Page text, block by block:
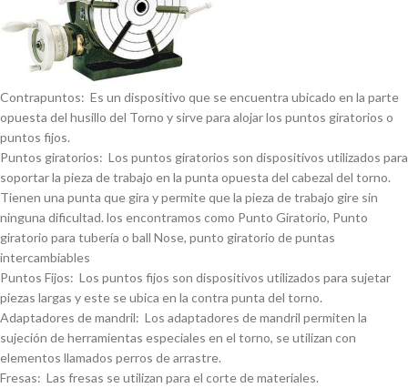
Contrapuntos: Es un dispositivo que se encuentra ubicado en la parte
opuesta del husillo del Torno y sirve para alojar los puntos giratorios o
puntos fijos.
Puntos giratorios: Los puntos giratorios son dispositivos utilizados para
soportar la pieza de trabajo en la punta opuesta del cabezal del torno.
Tienen una punta que gira y permite que la pieza de trabajo gire sin
ninguna dificultad. los encontramos como Punto Giratorio, Punto
giratorio para tuberí­a o ball Nose, punto giratorio de puntas
intercambiables
Puntos Fijos: Los puntos fijos son dispositivos utilizados para sujetar
piezas largas y este se ubica en la contra punta del torno.
Adaptadores de mandril: Los adaptadores de mandril permiten la
sujeción de herramientas especiales en el torno, se utilizan con
elementos llamados perros de arrastre.
Fresas: Las fresas se utilizan para el corte de materiales.